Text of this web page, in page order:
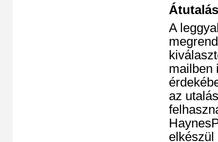
A
mailben
az
elkészül